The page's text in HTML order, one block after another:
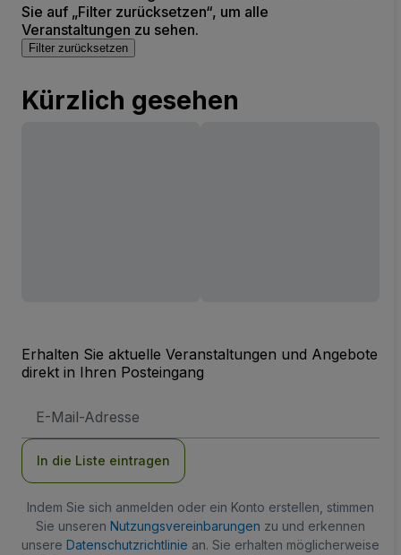
Sie auf „Filter zurücksetzen“, um alle
Veranstaltungen zu sehen.
Filter zurücksetzen
Kürzlich gesehen
Erhalten Sie aktuelle Veranstaltungen und Angebote
direkt in Ihren Posteingang
Mail-
In die Liste eintragen
Indem Sie sich anmelden oder ein Konto erstellen, stimmen
Sie unseren Nutzungsvereinbarungen zu und erkennen
unsere Datenschutzrichtlinie an. Sie erhalten möglicherweise